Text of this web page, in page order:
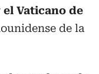
Vaticano de
de la